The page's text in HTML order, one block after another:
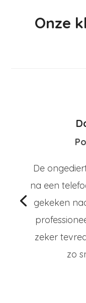
Onze
De
na een
gekeken
zeker
zo